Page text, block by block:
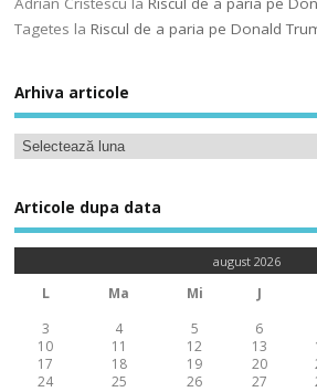
Tagetes laRiscul de a paria pe Donald
Arhiva articole
Articole dupa data
august 2026
L Ma Mi J
3
4 5 6
10
11 12 13
17
18 19 20
24
25 26 27